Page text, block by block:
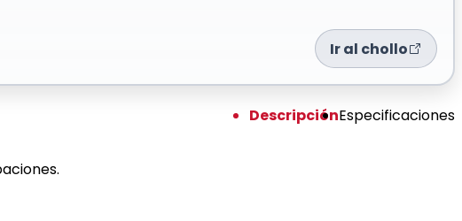
Ir al chollo
DescripciónEspecificaciones